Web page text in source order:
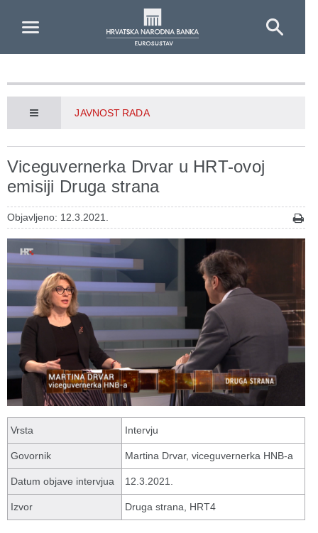
JAVNOST RADA
Viceguvernerka Drvar u HRT-ovoj
emisiji Druga strana
Objavljeno: 12.3.2021.
Vrsta Intervju
Govornik Martina Drvar, viceguvernerka HNB-a
Datum objave intervjua 12.3.2021.
Izvor Druga strana, HRT4